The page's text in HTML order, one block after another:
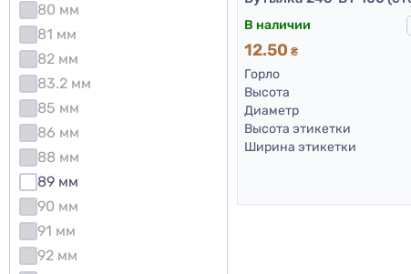
80 мм
81 мм
82 мм
83.2 мм
85 мм
86 мм
88 мм
89 мм
90 мм
91 мм
92 мм
В наличии
12.50 ₴
Горло
Высота
Диаметр
Высота этикетки
Ширина этикетки